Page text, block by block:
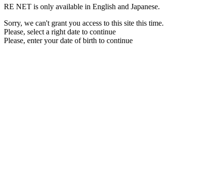
RE NET is only available in English and Japanese.
Sorry, we can't grant you access to this site this time.
Please, select a right date to continue
Please, enter your date of birth to continue